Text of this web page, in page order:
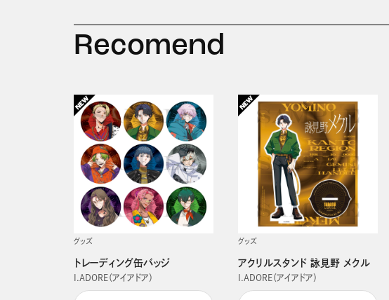
Recomend
グッズ
トレーディング缶バッジ
I.ADORE（アイアドア）
グッズ
アクリルスタンド 詠見野 メクル
I.ADORE（アイアドア）